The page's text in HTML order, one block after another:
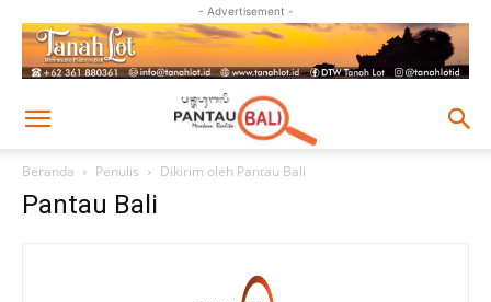
- Advertisement -
Beranda Penulis Dikirim oleh Pantau Bali
Pantau Bali